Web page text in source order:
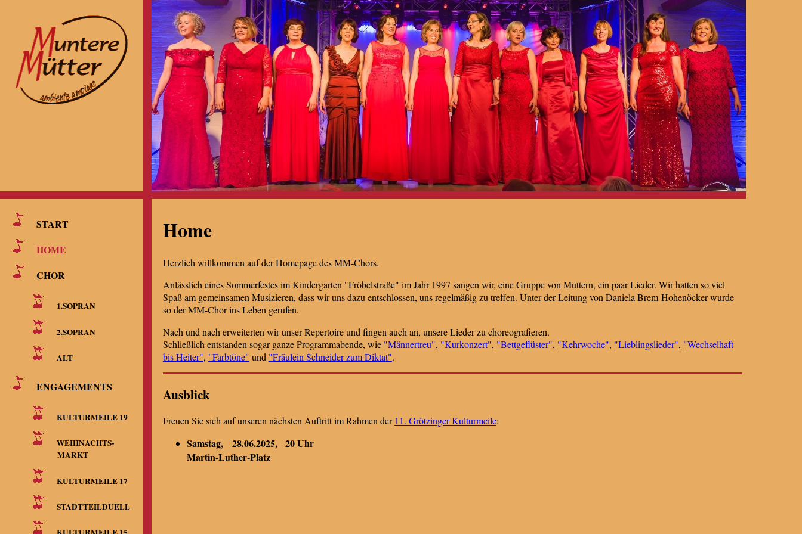
START
HOME
CHOR
1.SOPRAN
2.SOPRAN
ALT
ENGAGEMENTS
KULTURMEILE 19
WEIHNACHTS-
MARKT
KULTURMEILE 17
STADTTEILDUELL
Home
Herzlich willkommen auf der Homepage des MM-Chors.
Anlässlich eines Sommerfestes im Kindergarten "Fröbelstraße" im Jahr 1997 sangen wir, eine Gruppe von Müttern, ein paar Lieder. Wir hatten so viel
Spaß am gemeinsamen Musizieren, dass wir uns dazu entschlossen, uns regelmäßig zu treffen. Unter der Leitung von Daniela Brem-Hohenöcker wurde
so der MM-Chor ins Leben gerufen.
Nach und nach erweiterten wir unser Repertoire und fingen auch an, unsere Lieder zu choreografieren.
Schließlich entstanden sogar ganze Programmabende, wie "Männertreu", "Kurkonzert", "Bettgeflüster", "Kehrwoche", "Lieblingslieder", "Wechselhaft
bis Heiter", "Farbtöne" und "Fräulein Schneider zum Diktat".
Ausblick
Freuen Sie sich auf unseren nächsten Auftritt im Rahmen der 11. Grötzinger Kulturmeile:
Samstag, 28.06.2025, 20 Uhr
Martin-Luther-Platz